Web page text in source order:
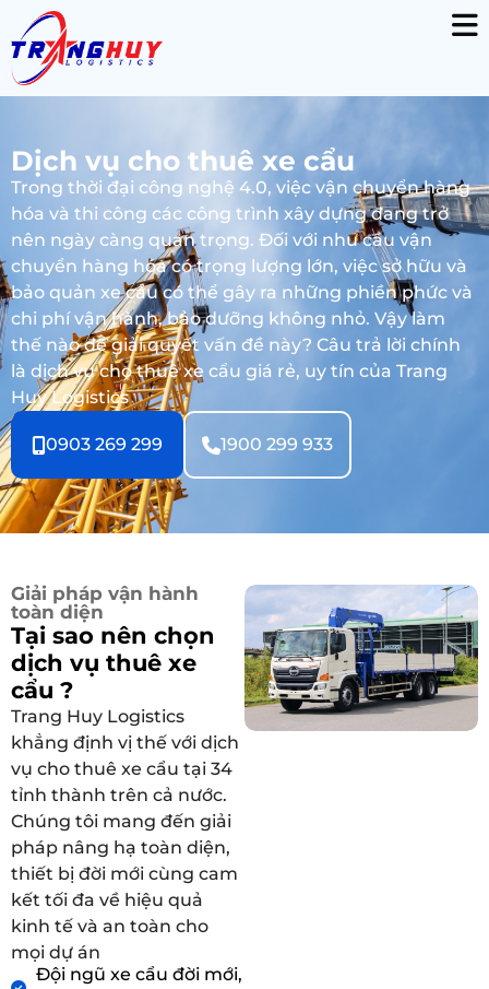
Dịch vụ cho thuê xe cẩu
Trong thời đại công nghệ 4.0, việc vận chuyển hàng
hóa và thi công các công trình xây dựng đang trở
nên ngày càng quan trọng. Đối với nhu cầu vận
chuyển hàng hóa có trọng lượng lớn, việc sở hữu và
bảo quản xe cẩu có thể gây ra những phiền phức và
chi phí vận hành, bảo dưỡng không nhỏ. Vậy làm
thế nào để giải quyết vấn đề này? Câu trả lời chính
là dịch vụ cho thuê xe cẩu giá rẻ, uy tín của Trang
Huy Logistics
0903 269 299 1900 299 933
Giải pháp vận hành
toàn diện
Tại sao nên chọn
dịch vụ thuê xe
cẩu ?
Trang Huy Logistics
khẳng định vị thế với dịch
vụ cho thuê xe cẩu tại 34
tỉnh thành trên cả nước.
Chúng tôi mang đến giải
pháp nâng hạ toàn diện,
thiết bị đời mới cùng cam
kết tối đa về hiệu quả
kinh tế và an toàn cho
mọi dự án
Đội ngũ xe cẩu đời mới,